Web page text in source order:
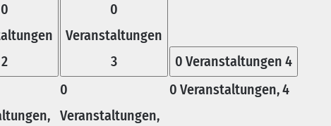
0
2
0
Veranstaltungen
3
0
Veranstaltungen,
0 Veranstaltungen 4
0 Veranstaltungen,4